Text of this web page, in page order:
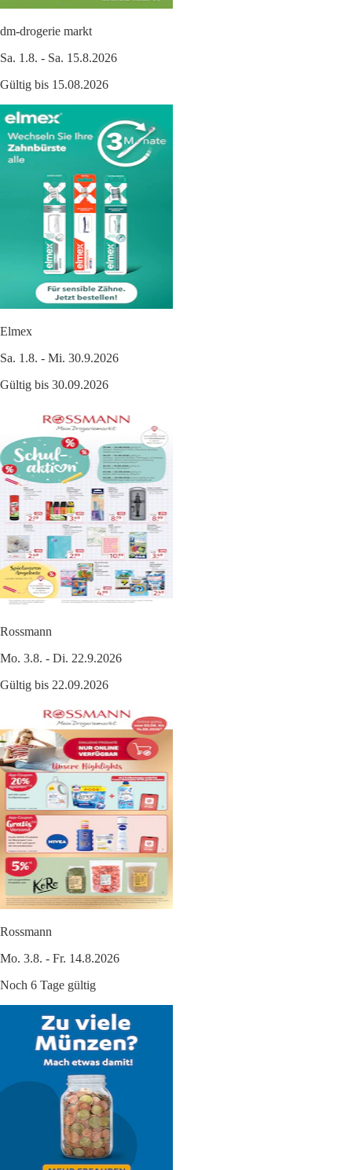
dm-drogerie markt
Sa. 1.8. - Sa. 15.8.2026
Gültig bis 15.08.2026
Elmex
Sa. 1.8. - Mi. 30.9.2026
Gültig bis 30.09.2026
Rossmann
Mo. 3.8. - Di. 22.9.2026
Gültig bis 22.09.2026
Rossmann
Mo. 3.8. - Fr. 14.8.2026
Noch 6 Tage gültig